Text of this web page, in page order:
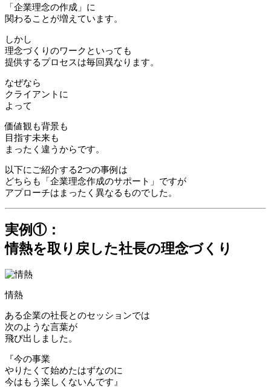
「企業理念の作成」に
関わることが増えています。
しかし
理念づくりのワークといっても
提供するプロセスは毎回異なります。
なぜなら
クライアントに
よって
価値観も背景も
目指す未来も
まったく違うからです。
以下にご紹介する2つの事例は
どちらも「企業理念作成のサポート」ですが
アプローチはまったく異なるものでした。
実例①：
情熱を取り戻した社長の理念づくり
情熱
ある企業の社長とのセッションでは
次のような言葉が
飛び出しました。
『今の事業
やりたくて始めたはずなのに
今はもう楽しくないんです』